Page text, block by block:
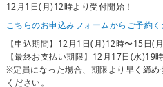
12月1日(月)12時より受付開始！
こちらのお申込みフォームからご予約
【申込期間】12月1日(月)12時〜15日(
【最終お支払い期限】12月17日(水)19
※定員になった場合、期限より早く締
ください。